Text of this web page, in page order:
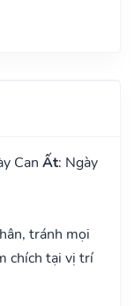
Can Ất: Ngày
tránh mọi
chích tại vị trí